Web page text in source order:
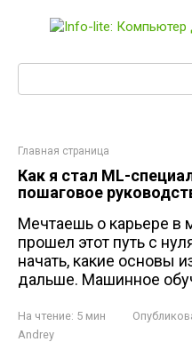
Главная страница
Как я стал ML-
пошаговое
Мечтаешь о карьере в
прошел этот путь с
начать, какие основы
дальше. Машинное
На чтение: 5 мин
Andrey